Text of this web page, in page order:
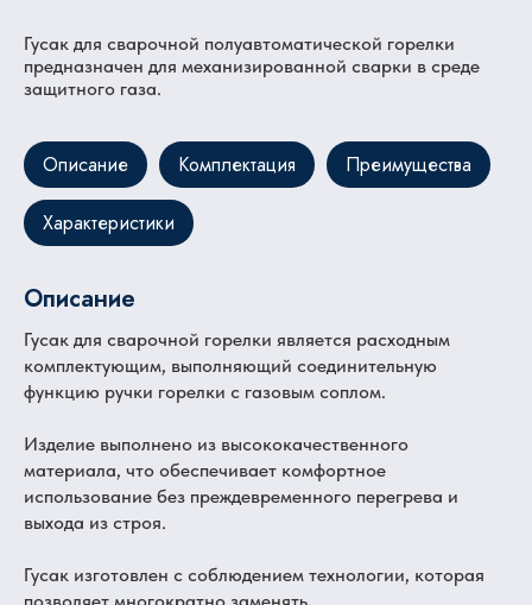
Гусак для сварочной полуавтоматической горелки
предназначен для механизированной сварки в среде
защитного газа.
Описание Комплектация Преимущества
Характеристики
Описание
Гусак для сварочной горелки является расходным
комплектующим, выполняющий соединительную
функцию ручки горелки с газовым соплом.
Изделие выполнено из высококачественного
материала, что обеспечивает комфортное
использование без преждевременного перегрева и
выхода из строя.
Гусак изготовлен с соблюдением технологии, которая